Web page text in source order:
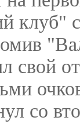
клуб"
свой
со